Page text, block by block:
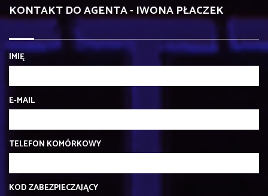
KONTAKT DO AGENTA - IWONA PŁACZEK
IMIĘ
E-MAIL
TELEFON KOMÓRKOWY
KOD ZABEZPIECZAJĄCY